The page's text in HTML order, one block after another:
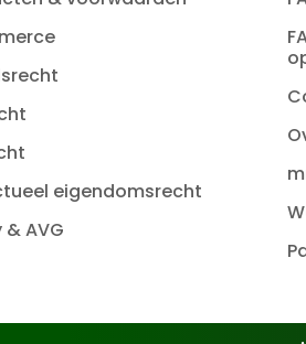
eigendomsrecht
& AVG